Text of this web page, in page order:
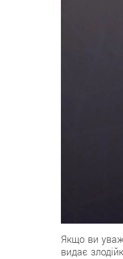
Якщо ви
видає